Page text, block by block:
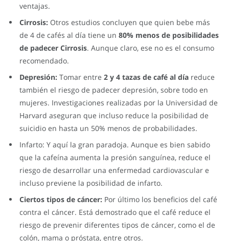
ventajas.
Cirrosis: Otros estudios concluyen que quien bebe más
de 4 de cafés al día tiene un 80% menos de posibilidades
de padecer Cirrosis. Aunque claro, ese no es el consumo
recomendado.
Depresión: Tomar entre 2 y 4 tazas de café al día reduce
también el riesgo de padecer depresión, sobre todo en
mujeres. Investigaciones realizadas por la Universidad de
Harvard aseguran que incluso reduce la posibilidad de
suicidio en hasta un 50% menos de probabilidades.
Infarto: Y aquí la gran paradoja. Aunque es bien sabido
que la cafeína aumenta la presión sanguínea, reduce el
riesgo de desarrollar una enfermedad cardiovascular e
incluso previene la posibilidad de infarto.
Ciertos tipos de cáncer: Por último los beneficios del café
contra el cáncer. Está demostrado que el café reduce el
riesgo de prevenir diferentes tipos de cáncer, como el de
colón, mama o próstata, entre otros.